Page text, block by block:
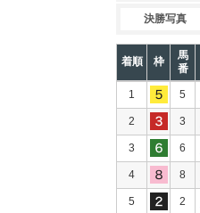
決勝写真
着順 枠
馬
番
1 5
2 3
3 6
4 8
5 2